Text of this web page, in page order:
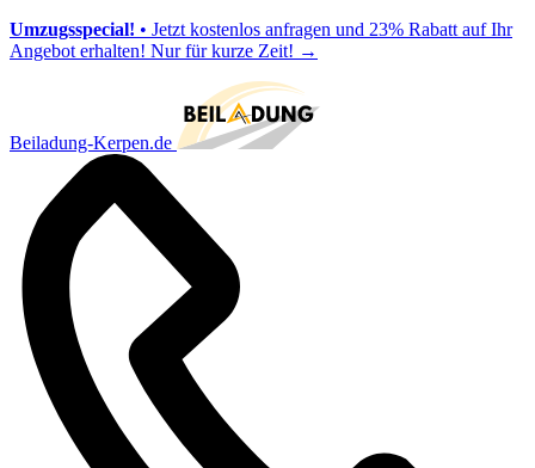
Umzugsspecial! • Jetzt kostenlos anfragen und 23% Rabatt auf Ihr
Angebot erhalten! Nur für kurze Zeit! →
Beiladung-Kerpen.de